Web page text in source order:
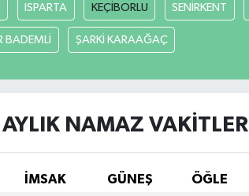
ISPARTA KEÇİBORLU SENİRKENT
BADEMLİ ŞARKİ KARAAĞAÇ
NAMAZ VAKITLERI
İMSAK GÜNEŞ ÖĞLE